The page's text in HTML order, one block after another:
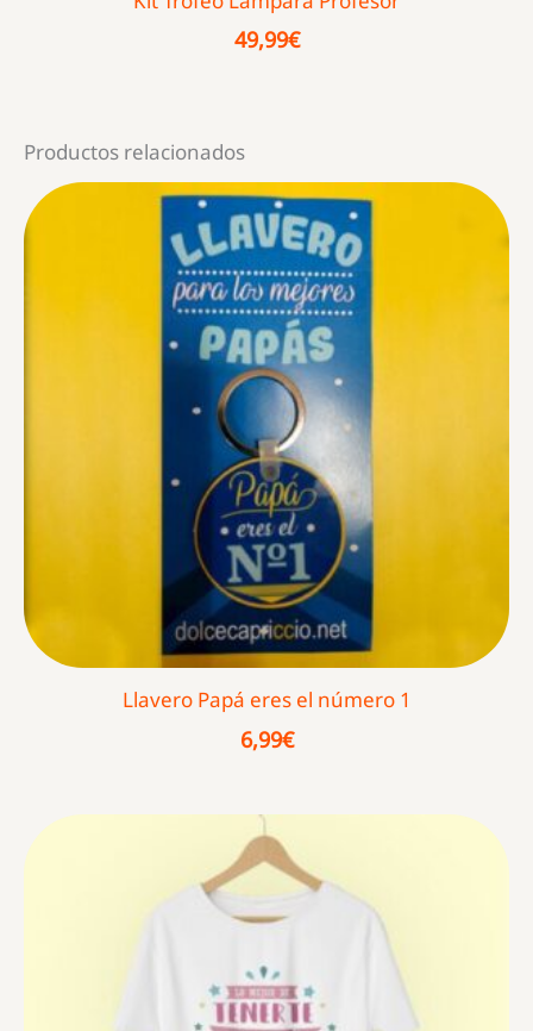
49,99€
Productos relacionados
Llavero Papá eres el número 1
6,99€